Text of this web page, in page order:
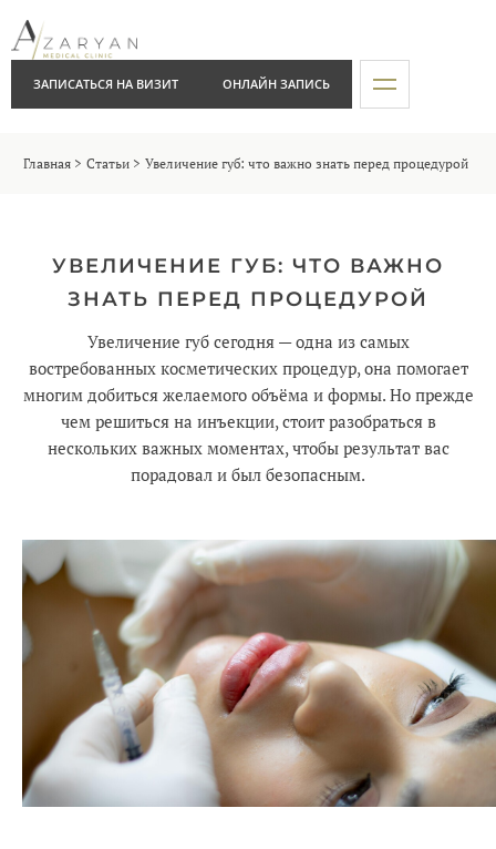
ЗАПИСАТЬСЯ НА ВИЗИТ ОНЛАЙН ЗАПИСЬ
Главная Статьи Увеличение губ: что важно знать перед процедурой
УВЕЛИЧЕНИЕ ГУБ: ЧТО ВАЖНО
ЗНАТЬ ПЕРЕД ПРОЦЕДУРОЙ
Увеличение губ сегодня — одна из самых
востребованных косметических процедур, она помогает
многим добиться желаемого объёма и формы. Но прежде
чем решиться на инъекции, стоит разобраться в
нескольких важных моментах, чтобы результат вас
порадовал и был безопасным.